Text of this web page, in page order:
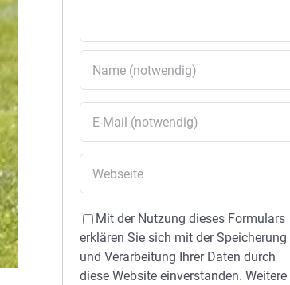
Mit der Nutzung dieses Formulars
erklären Sie sich mit der Speicherung
und Verarbeitung Ihrer Daten durch
diese Website einverstanden. Weitere